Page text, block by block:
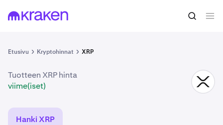
Etusivu Kryptohinnat XRP
viime(iset) Osta XRP
Tuotteen XRP hinta
viime(iset)
XRP
Hanki XRP